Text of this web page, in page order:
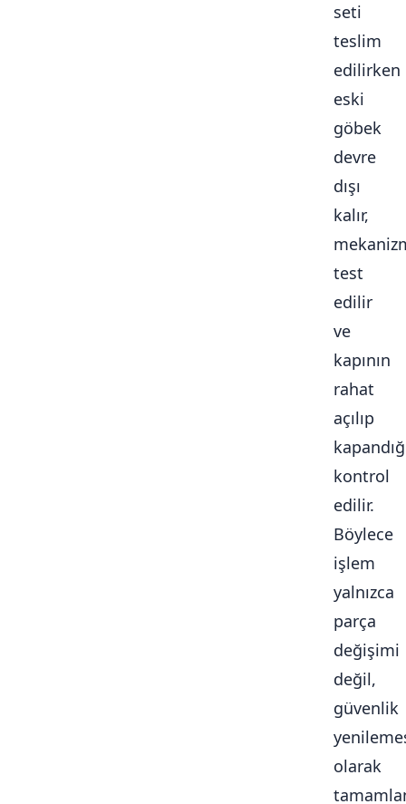
seti
teslim
edilirken
eski
göbek
devre
dışı
kalır,
test
edilir
ve
kapının
rahat
açılıp
kontrol
edilir.
Böylece
işlem
yalnızca
parça
değişimi
değil,
güvenlik
olarak